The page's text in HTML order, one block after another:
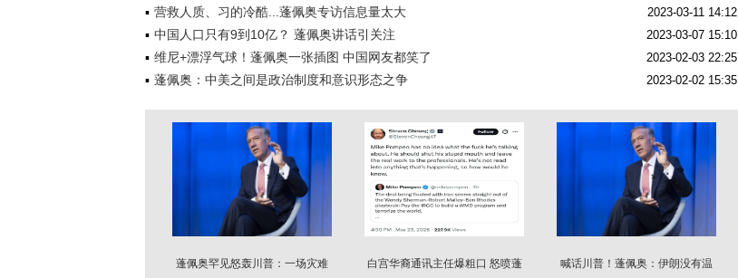
营救人质、习的冷酷...蓬佩奥专访信息量太大 2023-03-11 14:12
​中国人口只有9到10亿？ 蓬佩奥讲话引关注 2023-03-07 15:10
维尼+漂浮气球！蓬佩奥一张插图 中国网友都笑了 2023-02-03 22:25
蓬佩奥：中美之间是政治制度和意识形态之争 2023-02-02 15:35
蓬佩奥罕见怒轰川普：一场灾难
白宫华裔通讯主任爆粗口 怒喷蓬
喊话川普！蓬佩奥：伊朗没有温